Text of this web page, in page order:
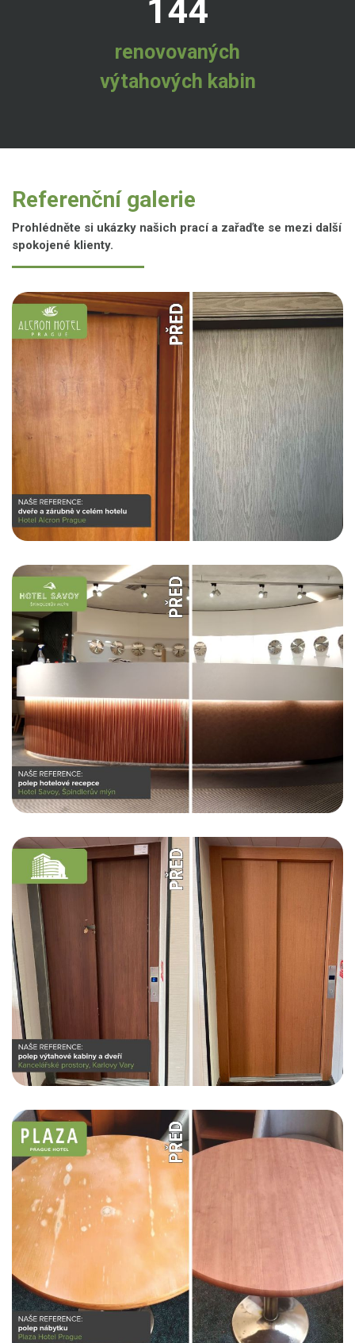
renovovaných
výtahových kabin
Referenční galerie
Prohlédněte si ukázky našich prací a zařaďte se mezi další
spokojené klienty.